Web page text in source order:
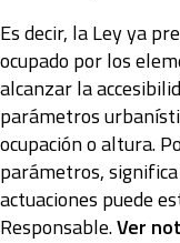
Es decir, la Ley ya
ocupado por los
alcanzar la
parámetros
ocupación o altura.
parámetros,
actuaciones puede
Responsable.Ver